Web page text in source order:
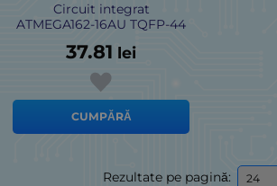
Circuit integrat
ATMEGA162-16AU TQFP-44
37.81 lei
CUMPĂRĂ
Rezultate pe pagină: